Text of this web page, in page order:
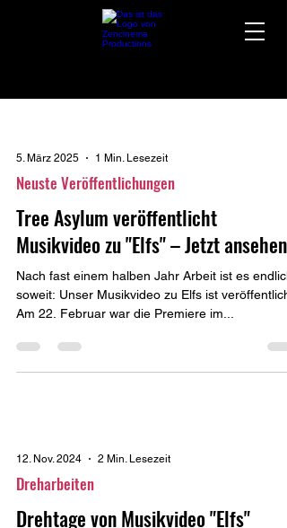
5. März 2025 1 Min. Lesezeit
Neuste Veröffentlichungen
Tree Asylum veröffentlicht
Musikvideo zu "Elfs" – Jetzt ansehen!
Nach fast einem halben Jahr Arbeit ist es endlich
soweit: Unser Musikvideo zu Elfs ist
Am 22. Februar war die Premiere im...
12. Nov. 2024 2 Min. Lesezeit
Dreharbeiten
Drehtage von Musikvideo "Elfs"